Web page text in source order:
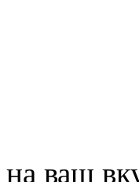
на ваш